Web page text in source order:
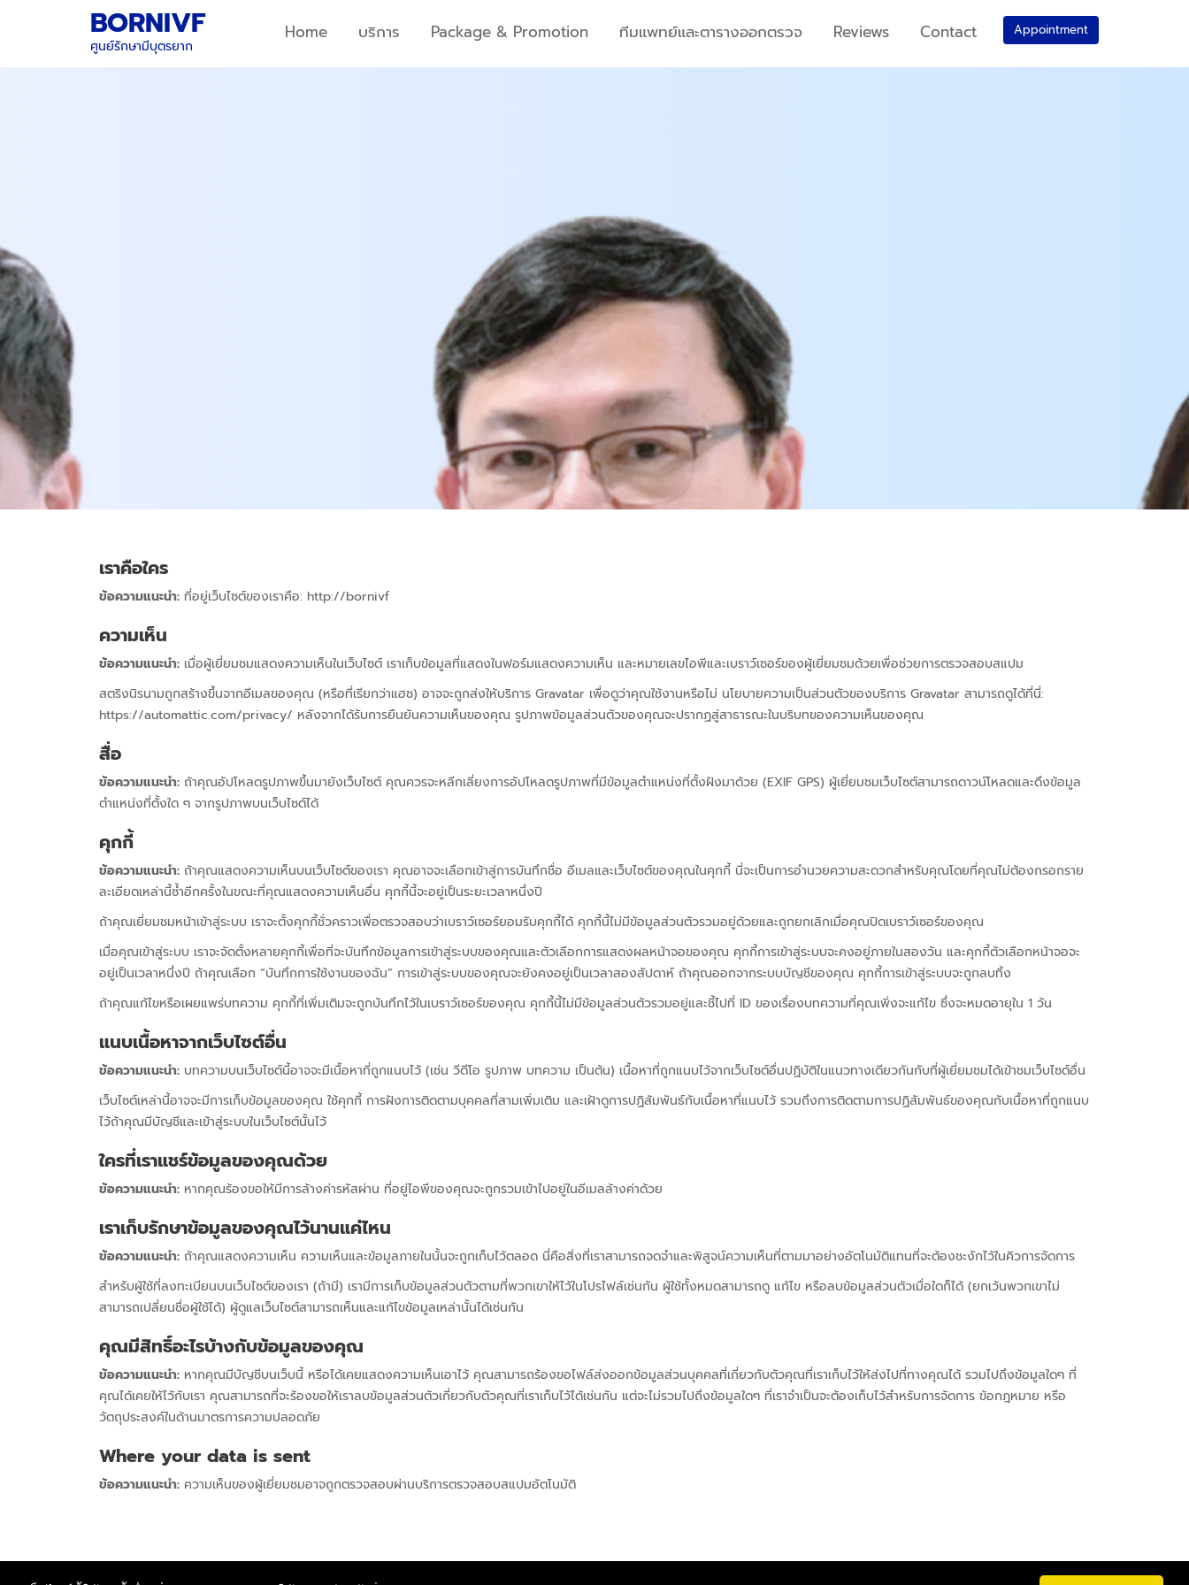
BORNIVF
ศูนย์รักษามีบุตรยาก
Appointment
Home บริการ Package & Promotion ทีมแพทย์และตารางออกตรวจ Reviews Contact
เราคือใคร
ข้อความแนะนำ: ที่อยู่เว็บไซต์ของเราคือ: http://bornivf
ความเห็น
ข้อความแนะนำ: เมื่อผู้เยี่ยมชมแสดงความเห็นในเว็บไซต์ เราเก็บข้อมูลที่แสดงในฟอร์มแสดงความเห็น และหมายเลขไอพีและเบราว์เซอร์ของผู้เยี่ยมชมด้วยเพื่อช่วยการตรวจสอบสแปม
สตริงนิรนามถูกสร้างขึ้นจากอีเมลของคุณ (หรือที่เรียกว่าแฮช) อาจจะถูกส่งให้บริการ Gravatar เพื่อดูว่าคุณใช้งานหรือไม่ นโยบายความเป็นส่วนตัวของบริการ Gravatar สามารถดูได้ที่นี่:
https://automattic.com/privacy/ หลังจากได้รับการยืนยันความเห็นของคุณ รูปภาพข้อมูลส่วนตัวของคุณจะปรากฏสู่สาธารณะในบริบทของความเห็นของคุณ
สื่อ
ข้อความแนะนำ: ถ้าคุณอัปโหลดรูปภาพขึ้นมายังเว็บไซต์ คุณควรจะหลีกเลี่ยงการอัปโหลดรูปภาพที่มีข้อมูลตำแหน่งที่ตั้งฝังมาด้วย (EXIF GPS) ผู้เยี่ยมชมเว็บไซต์สามารถดาวน์โหลดและดึงข้อมูล
ตำแหน่งที่ตั้งใด ๆ จากรูปภาพบนเว็บไซต์ได้
คุกกี้
ข้อความแนะนำ: ถ้าคุณแสดงความเห็นบนเว็บไซต์ของเรา คุณอาจจะเลือกเข้าสู่การบันทึกชื่อ อีเมลและเว็บไซต์ของคุณในคุกกี้ นี่จะเป็นการอำนวยความสะดวกสำหรับคุณโดยที่คุณไม่ต้องกรอกราย
ละเอียดเหล่านี้ซ้ำอีกครั้งในขณะที่คุณแสดงความเห็นอื่น คุกกี้นี้จะอยู่เป็นระยะเวลาหนึ่งปี
ถ้าคุณเยี่ยมชมหน้าเข้าสู่ระบบ เราจะตั้งคุกกี้ชั่วคราวเพื่อตรวจสอบว่าเบราว์เซอร์ยอมรับคุกกี้ได้ คุกกี้นี้ไม่มีข้อมูลส่วนตัวรวมอยู่ด้วยและถูกยกเลิกเมื่อคุณปิดเบราว์เซอร์ของคุณ
เมื่อคุณเข้าสู่ระบบ เราจะจัดตั้งหลายคุกกี้เพื่อที่จะบันทึกข้อมูลการเข้าสู่ระบบของคุณและตัวเลือกการแสดงผลหน้าจอของคุณ คุกกี้การเข้าสู่ระบบจะคงอยู่ภายในสองวัน และคุกกี้ตัวเลือกหน้าจอจะ
อยู่เป็นเวลาหนึ่งปี ถ้าคุณเลือก “บันทึกการใช้งานของฉัน” การเข้าสู่ระบบของคุณจะยังคงอยู่เป็นเวลาสองสัปดาห์ ถ้าคุณออกจากระบบบัญชีของคุณ คุกกี้การเข้าสู่ระบบจะถูกลบทิ้ง
ถ้าคุณแก้ไขหรือเผยแพร่บทความ คุกกี้ที่เพิ่มเติมจะถูกบันทึกไว้ในเบราว์เซอร์ของคุณ คุกกี้นี้ไม่มีข้อมูลส่วนตัวรวมอยู่และชี้ไปที่ ID ของเรื่องบทความที่คุณเพิ่งจะแก้ไข ซึ่งจะหมดอายุใน 1 วัน
แนบเนื้อหาจากเว็บไซต์อื่น
ข้อความแนะนำ: บทความบนเว็บไซต์นี้อาจจะมีเนื้อหาที่ถูกแนบไว้ (เช่น วีดีโอ รูปภาพ บทความ เป็นต้น) เนื้อหาที่ถูกแนบไว้จากเว็บไซต์อื่นปฏิบัติในแนวทางเดียวกันกับที่ผู้เยี่ยมชมได้เข้าชมเว็บไซต์อื่น
เว็บไซต์เหล่านี้อาจจะมีการเก็บข้อมูลของคุณ ใช้คุกกี้ การฝังการติดตามบุคคลที่สามเพิ่มเติม และเฝ้าดูการปฏิสัมพันธ์กับเนื้อหาที่แนบไว้ รวมถึงการติดตามการปฏิสัมพันธ์ของคุณกับเนื้อหาที่ถูกแนบ
ไว้ถ้าคุณมีบัญชีและเข้าสู่ระบบในเว็บไซต์นั้นไว้
ใครที่เราแชร์ข้อมูลของคุณด้วย
ข้อความแนะนำ: หากคุณร้องขอให้มีการล้างค่ารหัสผ่าน ที่อยู่ไอพีของคุณจะถูกรวมเข้าไปอยู่ในอีเมลล้างค่าด้วย
เราเก็บรักษาข้อมูลของคุณไว้นานแค่ไหน
ข้อความแนะนำ: ถ้าคุณแสดงความเห็น ความเห็นและข้อมูลภายในนั้นจะถูกเก็บไว้ตลอด นี่คือสิ่งที่เราสามารถจดจำและพิสูจน์ความเห็นที่ตามมาอย่างอัตโนมัติแทนที่จะต้องชะงักไว้ในคิวการจัดการ
สำหรับผู้ใช้ที่ลงทะเบียนบนเว็บไซต์ของเรา (ถ้ามี) เรามีการเก็บข้อมูลส่วนตัวตามที่พวกเขาให้ไว้ในโปรไฟล์เช่นกัน ผู้ใช้ทั้งหมดสามารถดู แก้ไข หรือลบข้อมูลส่วนตัวเมื่อใดก็ได้ (ยกเว้นพวกเขาไม่
สามารถเปลี่ยนชื่อผู้ใช้ได้) ผู้ดูแลเว็บไซต์สามารถเห็นและแก้ไขข้อมูลเหล่านั้นได้เช่นกัน
คุณมีสิทธิ์อะไรบ้างกับข้อมูลของคุณ
ข้อความแนะนำ: หากคุณมีบัญชีบนเว็บนี้ หรือได้เคยแสดงความเห็นเอาไว้ คุณสามารถร้องขอไฟล์ส่งออกข้อมูลส่วนบุคคลที่เกี่ยวกับตัวคุณที่เราเก็บไว้ให้ส่งไปที่ทางคุณได้ รวมไปถึงข้อมูลใดๆ ที่
คุณได้เคยให้ไว้กับเรา คุณสามารถที่จะร้องขอให้เราลบข้อมูลส่วนตัวเกี่ยวกับตัวคุณที่เราเก็บไว้ได้เช่นกัน แต่จะไม่รวมไปถึงข้อมูลใดๆ ที่เราจำเป็นจะต้องเก็บไว้สำหรับการจัดการ ข้อกฎหมาย หรือ
วัตถุประสงค์ในด้านมาตรการความปลอดภัย
Where your data is sent
ข้อความแนะนำ: ความเห็นของผู้เยี่ยมชมอาจถูกตรวจสอบผ่านบริการตรวจสอบสแปมอัตโนมัติ